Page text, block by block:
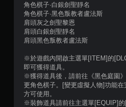
角色棋子·白銀劍聖靜名
角色棋子·黑色叛教者盧法斯
肩頭灰之劍聖黎恩
肩頭白銀劍聖靜名
肩頭黑色叛教者盧法斯
※於遊戲內開啟主選單[ITEM]的
即可獲得道具。
※獲得道具後，請前往《黑色庭園
更角色棋子。[變更虛擬人物]功能
方可使用。
※裝飾道具請前往主選單[EQUIP]的